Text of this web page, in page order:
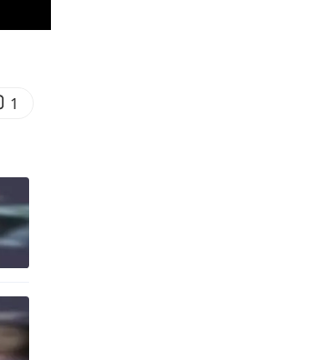
1